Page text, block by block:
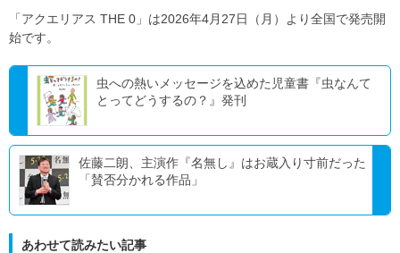
「アクエリアス THE 0」は2026年4月27日（月）より全国で発売開
始です。
虫への熱いメッセージを込めた児童書『虫なんて
とってどうするの？』発刊
佐藤二朗、主演作『名無し』はお蔵入り寸前だった
「賛否分かれる作品」
あわせて読みたい記事